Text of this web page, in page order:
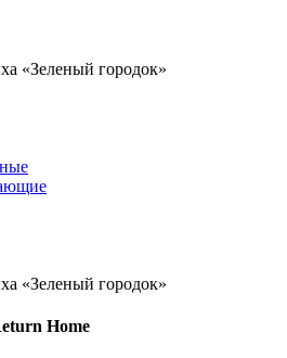
«Зеленый городок»
«Зеленый городок»
Home